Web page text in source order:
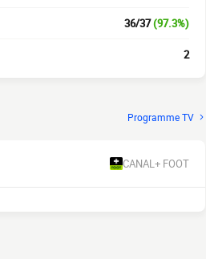
36/37(97.3%)
2
Programme TV
CANAL+ FOOT